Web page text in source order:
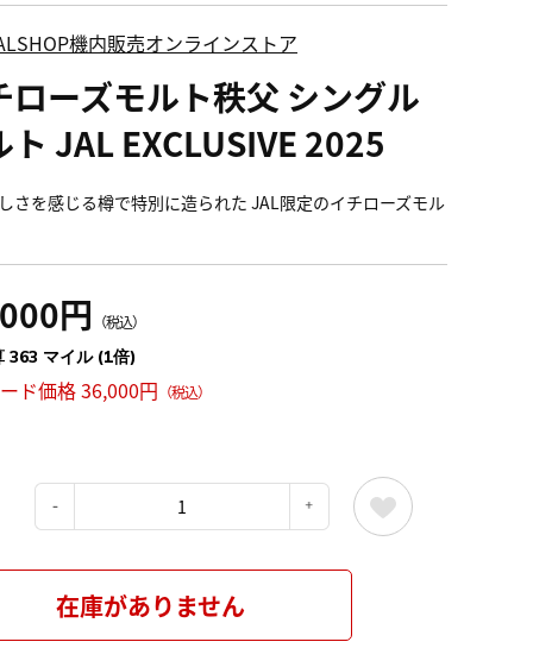
機内販売オンラインストア
ローズモルト秩父 シングル
ト JAL EXCLUSIVE 2025
さを感じる樽で特別に造られた JAL限定のイチローズモル
円 （税込）
363 マイル (1倍)
ド価格 36,000円 （税込）
在庫がありません